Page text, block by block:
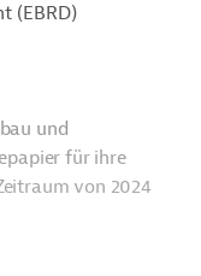
(EBRD)
und
für ihre
von 2024